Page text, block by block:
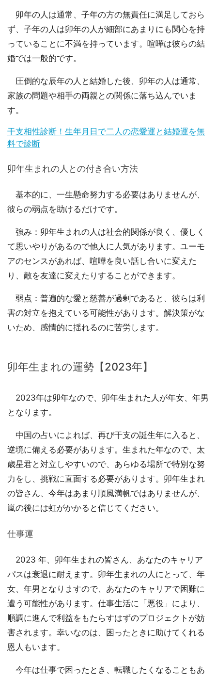
卯年の人は通常、子年の方の無責任に満足しておら
ず、子年の人は卯年の人が細部にあまりにも関心を持
っていることに不満を持っています。喧嘩は彼らの結
婚では一般的です。
圧倒的な辰年の人と結婚した後、卯年の人は通常、
家族の問題や相手の両親との関係に落ち込んでいま
す。
干支相性診断！生年月日で二人の恋愛運と結婚運を無
料で診断
卯年生まれの人との付き合い方法
基本的に、一生懸命努力する必要はありませんが、
彼らの弱点を助けるだけです。
強み：卯年生まれの人は社会的関係が良く、優しく
て思いやりがあるので他人に人気があります。ユーモ
アのセンスがあれば、喧嘩を良い話し合いに変えた
り、敵を友達に変えたりすることができます。
弱点：普遍的な愛と慈善が過剰であると、彼らは利
害の対立を抱えている可能性があります。解決策がな
いため、感情的に揺れるのに苦労します。
卯年生まれの運勢【2023年】
2023年は卯年なので、卯年生まれた人が年女、年男
となります。
中国の占いによれば、再び干支の誕生年に入ると、
逆境に備える必要があります。生まれた年なので、太
歳星君と対立しやすいので、あらゆる場所で特別な努
力をし、挑戦に直面する必要があります。卯年生まれ
の皆さん、今年はあまり順風満帆ではありませんが、
嵐の後には虹がかかると信じてください。
仕事運
2023 年、卯年生まれの皆さん、あなたのキャリア
パスは衰退に耐えます。卯年生まれの人にとって、年
女、年男となりますので、あなたのキャリアで困難に
遭う可能性があります。仕事生活に「悪役」により、
順調に進んで利益をもたらすはずのプロジェクトが妨
害されます。幸いなのは、困ったときに助けてくれる
恩人もいます。
今年は仕事で困ったとき、転職したくなることもあ